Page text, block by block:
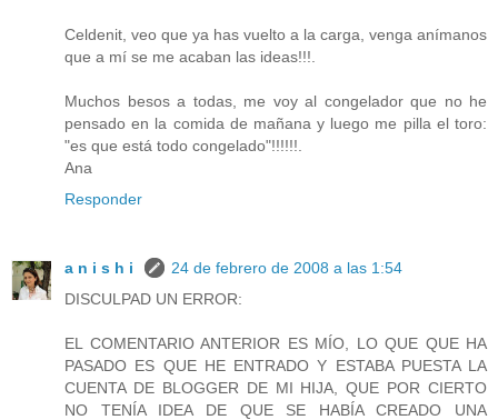
Celdenit, veo que ya has vuelto a la carga, venga anímanos
que a mí se me acaban las ideas!!!.
Muchos besos a todas, me voy al congelador que no he
pensado en la comida de mañana y luego me pilla el toro:
"es que está todo congelado"!!!!!!.
Ana
Responder
a n i s h i
24 de febrero de 2008 a las 1:54
DISCULPAD UN ERROR:
EL COMENTARIO ANTERIOR ES MÍO, LO QUE QUE HA
PASADO ES QUE HE ENTRADO Y ESTABA PUESTA LA
CUENTA DE BLOGGER DE MI HIJA, QUE POR CIERTO
NO TENÍA IDEA DE QUE SE HABÍA CREADO UNA